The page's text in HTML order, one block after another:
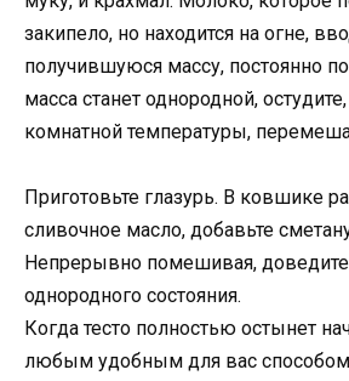
закипело, но находится на огне,
получившуюся массу, постоянно
масса станет однородной,
комнатной температуры,
Приготовьте глазурь. В ковшике
сливочное масло, добавьте
Непрерывно помешивая,
однородного состояния.
Когда тесто полностью остынет
любым удобным для вас